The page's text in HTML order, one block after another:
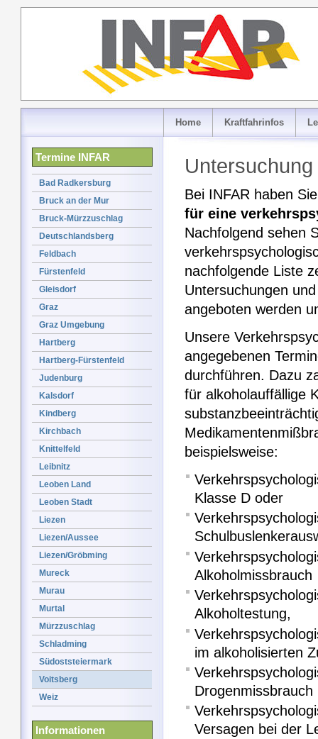
Home Kraftfahrinfos
Termine INFAR
Bad Radkersburg
Bruck an der Mur
Bruck-Mürzzuschlag
Deutschlandsberg
Feldbach
Fürstenfeld
Gleisdorf
Graz
Graz Umgebung
Hartberg
Hartberg-Fürstenfeld
Judenburg
Kalsdorf
Kindberg
Kirchbach
Knittelfeld
Leibnitz
Leoben Land
Leoben Stadt
Liezen
Liezen/Aussee
Liezen/Gröbming
Mureck
Murau
Murtal
Mürzzuschlag
Schladming
Südoststeiermark
Voitsberg
Weiz
Informationen
Bei INFAR haben
für eine
Nachfolgend sehen
nachfolgende Liste
Untersuchungen
angeboten werden
Unsere
angegebenen
durchführen. Dazu
für alkoholauffällige
beispielsweise:
Klasse D oder
Alkoholmissbrauch
Alkoholtestung,
im alkoholisierten
Drogenmissbrauch
Versagen bei der